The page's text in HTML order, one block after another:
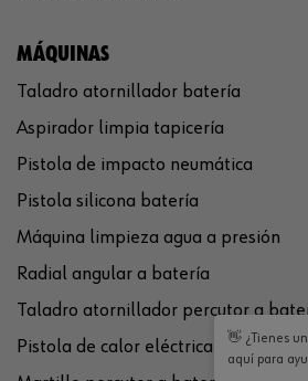
MÁQUINAS
Taladro atornillador batería
Aspirador limpia tapicería
Pistola de impacto neumática
Pistola silicona batería
Máquina limpieza agua a presión
Radial angular a batería
Taladro atornillador percutor a
Pistola de calor eléctrica
👋 ¿Tienes
aquí para